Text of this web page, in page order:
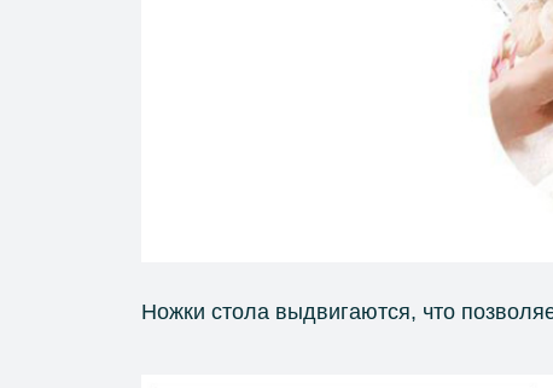
Ножки стола выдвигаются, что